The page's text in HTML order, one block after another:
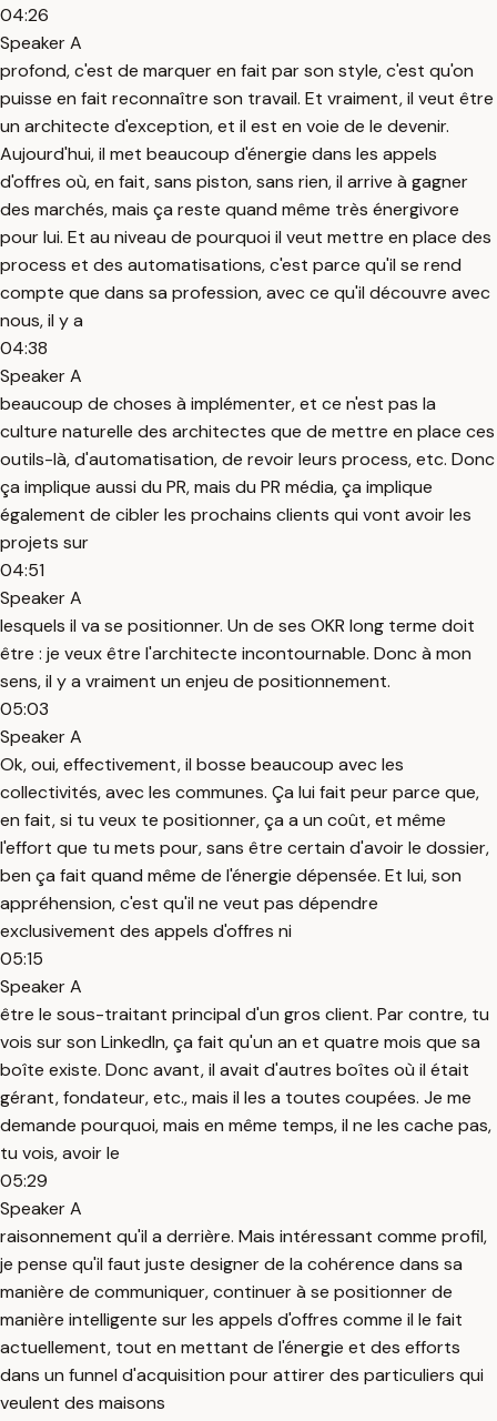
04:26
Speaker A
profond, c'est de marquer en fait par son style, c'est qu'on
puisse en fait reconnaître son travail. Et vraiment, il veut être
un architecte d'exception, et il est en voie de le devenir.
Aujourd'hui, il met beaucoup d'énergie dans les appels
d'offres où, en fait, sans piston, sans rien, il arrive à gagner
des marchés, mais ça reste quand même très énergivore
pour lui. Et au niveau de pourquoi il veut mettre en place des
process et des automatisations, c'est parce qu'il se rend
compte que dans sa profession, avec ce qu'il découvre avec
nous, il y a
04:38
Speaker A
beaucoup de choses à implémenter, et ce n'est pas la
culture naturelle des architectes que de mettre en place ces
outils-là, d'automatisation, de revoir leurs process, etc. Donc
ça implique aussi du PR, mais du PR média, ça implique
également de cibler les prochains clients qui vont avoir les
projets sur
04:51
Speaker A
lesquels il va se positionner. Un de ses OKR long terme doit
être : je veux être l'architecte incontournable. Donc à mon
sens, il y a vraiment un enjeu de positionnement.
05:03
Speaker A
Ok, oui, effectivement, il bosse beaucoup avec les
collectivités, avec les communes. Ça lui fait peur parce que,
en fait, si tu veux te positionner, ça a un coût, et même
l'effort que tu mets pour, sans être certain d'avoir le dossier,
ben ça fait quand même de l'énergie dépensée. Et lui, son
appréhension, c'est qu'il ne veut pas dépendre
exclusivement des appels d'offres ni
05:15
Speaker A
être le sous-traitant principal d'un gros client. Par contre, tu
vois sur son LinkedIn, ça fait qu'un an et quatre mois que sa
boîte existe. Donc avant, il avait d'autres boîtes où il était
gérant, fondateur, etc., mais il les a toutes coupées. Je me
demande pourquoi, mais en même temps, il ne les cache pas,
tu vois, avoir le
05:29
Speaker A
raisonnement qu'il a derrière. Mais intéressant comme profil,
je pense qu'il faut juste designer de la cohérence dans sa
manière de communiquer, continuer à se positionner de
manière intelligente sur les appels d'offres comme il le fait
actuellement, tout en mettant de l'énergie et des efforts
dans un funnel d'acquisition pour attirer des particuliers qui
veulent des maisons